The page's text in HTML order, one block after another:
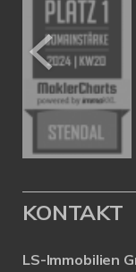
KONTAKT
LS-Immobilien